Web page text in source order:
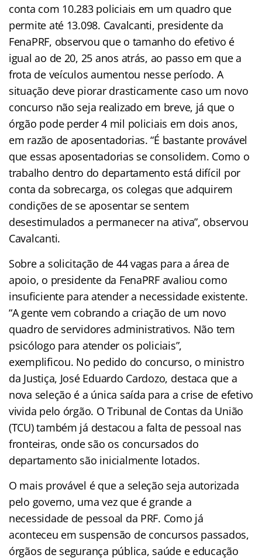
conta com 10.283 policiais em um quadro que
permite até 13.098. Cavalcanti, presidente da
FenaPRF, observou que o tamanho do efetivo é
igual ao de 20, 25 anos atrás, ao passo em que a
frota de veículos aumentou nesse período. A
situação deve piorar drasticamente caso um novo
concurso não seja realizado em breve, já que o
órgão pode perder 4 mil policiais em dois anos,
em razão de aposentadorias. “É bastante provável
que essas aposentadorias se consolidem. Como o
trabalho dentro do departamento está difícil por
conta da sobrecarga, os colegas que adquirem
condições de se aposentar se sentem
desestimulados a permanecer na ativa”, observou
Cavalcanti.
Sobre a solicitação de 44 vagas para a área de
apoio, o presidente da FenaPRF avaliou como
insuficiente para atender a necessidade existente.
“A gente vem cobrando a criação de um novo
quadro de servidores administrativos. Não tem
psicólogo para atender os policiais”,
exemplificou. No pedido do concurso, o ministro
da Justiça, José Eduardo Cardozo, destaca que a
nova seleção é a única saída para a crise de efetivo
vivida pelo órgão. O Tribunal de Contas da União
(TCU) também já destacou a falta de pessoal nas
fronteiras, onde são os concursados do
departamento são inicialmente lotados.
O mais provável é que a seleção seja autorizada
pelo governo, uma vez que é grande a
necessidade de pessoal da PRF. Como já
aconteceu em suspensão de concursos passados,
órgãos de segurança pública, saúde e educação